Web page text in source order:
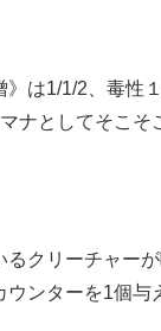
》は1/1/2、毒性
ナとしてそこそ
るクリーチャー
ンターを1個与